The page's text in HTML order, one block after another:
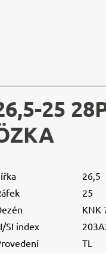
25
26,5
25
KNK
SI index
TL